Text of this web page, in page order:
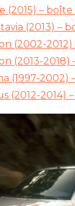
(2015) –
(2013) –
(2002-
(2013-2018)
(1997-2002)
(2012-2014)